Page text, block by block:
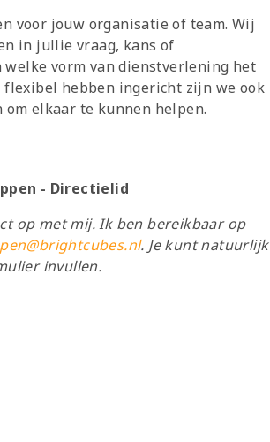
voor jouw organisatie of team. Wij
in jullie vraag, kans of
vorm van dienstverlening het
flexibel hebben ingericht zijn we ook
elkaar te kunnen helpen.
- Directielid
op met mij. Ik ben bereikbaar op
. Je kunt natuurlijk
invullen.